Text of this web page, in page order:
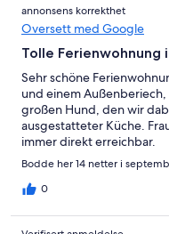
annonsens korrekthet
Oversett med Google
Tolle Ferienwohnung
Sehr schöne
und einem
großen Hund, den wir
ausgestatteter Küche.
immer direkt erreichbar.
Bodde her 14 netter i
0